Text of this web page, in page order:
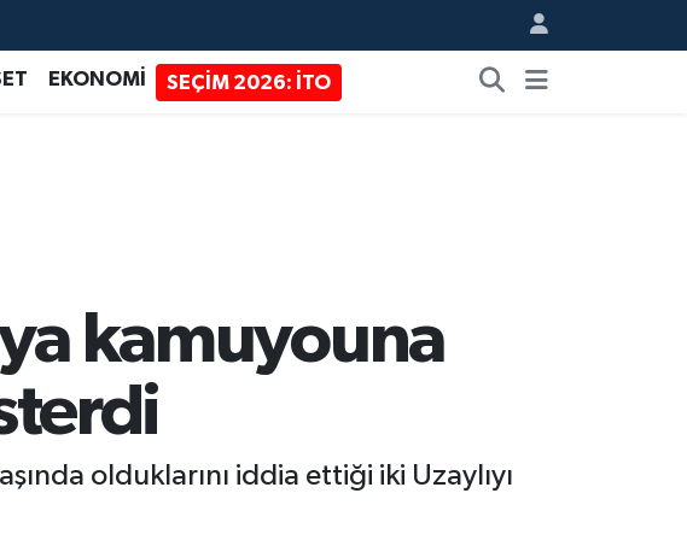
EKONOMİ SEÇİM 2026: İTO
kamuyouna
olduklarını iddia ettiği iki Uzaylıyı